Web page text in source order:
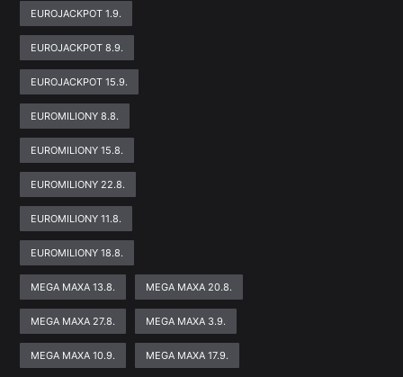
EUROJACKPOT 1.9.
EUROJACKPOT 8.9.
EUROJACKPOT 15.9.
EUROMILIONY 8.8.
EUROMILIONY 15.8.
EUROMILIONY 22.8.
EUROMILIONY 11.8.
EUROMILIONY 18.8.
MEGA MAXA 13.8. MEGA MAXA 20.8.
MEGA MAXA 27.8. MEGA MAXA 3.9.
MEGA MAXA 10.9. MEGA MAXA 17.9.